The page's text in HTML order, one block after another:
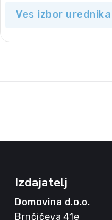
Ves izbor urednika
Izdajatelj
Domovina d.o.o.
Brnčičeva 41e